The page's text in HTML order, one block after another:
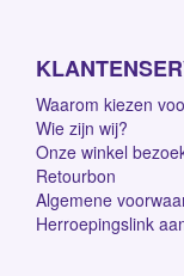
Waarom kiezen
Wie zijn wij?
Onze winkel
Retourbon
Algemene
Herroepingslink